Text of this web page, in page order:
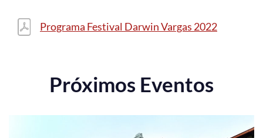
Programa Festival Darwin Vargas 2022
Próximos Eventos